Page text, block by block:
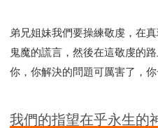
弟兄姐妹我們要操練敬虔，在
鬼魔的謊言，然後在這敬虔的
你，你解決的問題可厲害了，你
我們的指望在乎永生的